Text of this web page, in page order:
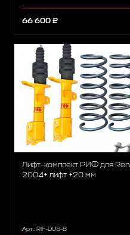
66 600 ₽
Лифт-комплект РИФ для
2004+ лифт +20 мм
Арт.: RIF-DUS-B